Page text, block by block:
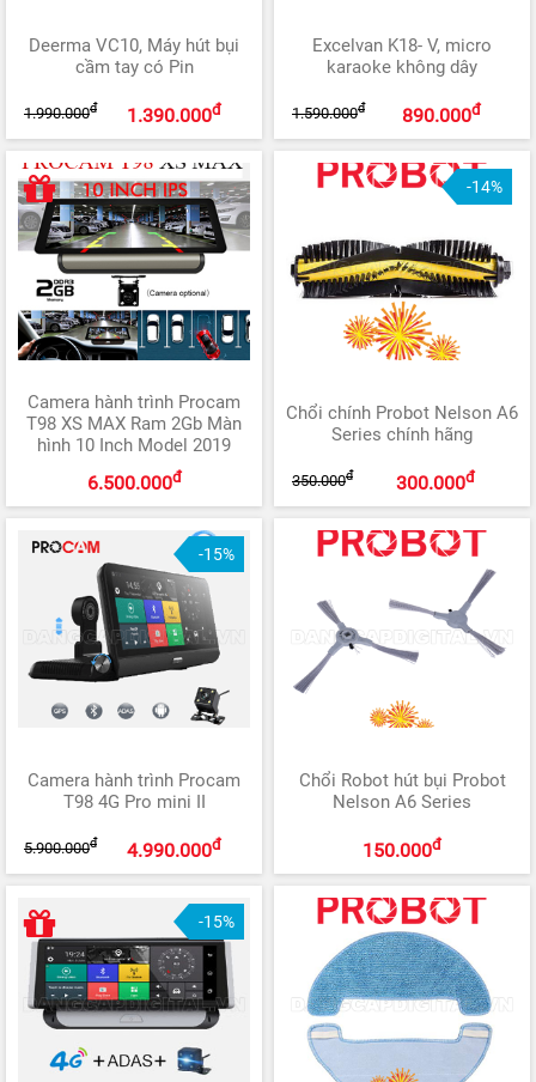
Deerma VC10, Máy hút bụi
cầm tay có Pin
1.390.000đ
1.990.000đ
Excelvan K18- V, micro
karaoke không dây
890.000đ
1.590.000đ
Camera hành trình Procam
T98 XS MAX Ram 2Gb Màn
hình 10 Inch Model 2019
6.500.000đ
-14%
Chổi chính Probot Nelson A6
Series chính hãng
300.000đ
350.000đ
-15%
Camera hành trình Procam
T98 4G Pro mini II
4.990.000đ
5.900.000đ
Chổi Robot hút bụi Probot
Nelson A6 Series
150.000đ
-15%